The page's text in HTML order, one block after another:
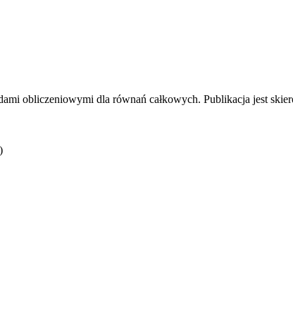
obliczeniowymi dla równań całkowych. Publikacja jest